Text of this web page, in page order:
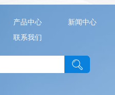
产品中心
新闻中心
联系我们